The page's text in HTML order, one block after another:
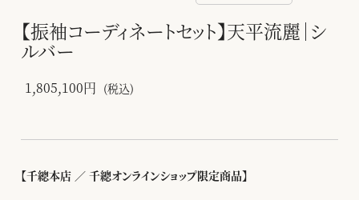
【振袖コーディネートセット】天平流麗｜シ
ルバー
1,805,100円 (税込)
【千總本店 ／ 千總オンラインショップ限定商品】